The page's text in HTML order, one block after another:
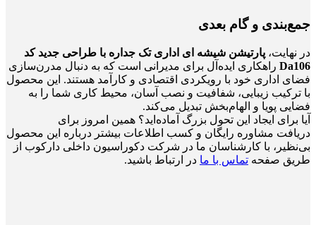
جمع‌بندی و گام بعدی
در نهایت، پارتیشن شیشه ای اداری تک جداره با طراحی جدید کد
Da106 راهکاری ایده‌آل برای مدیرانی است که به دنبال مدرن‌سازی
فضای اداری خود با رویکردی اقتصادی و کارآمد هستند. این محصول
با ترکیب زیبایی، شفافیت و نصب آسان، محیط کاری شما را به
فضایی پویا و الهام‌بخش تبدیل می‌کند.
آیا برای ایجاد این تحول بزرگ آماده‌اید؟ همین امروز برای
دریافت مشاوره رایگان و کسب اطلاعات بیشتر درباره این محصول
بی‌نظیر، با کارشناسان ما در شرکت دکوراسیون داخلی دارکوب از
طریق صفحه تماس با ما در ارتباط باشید.